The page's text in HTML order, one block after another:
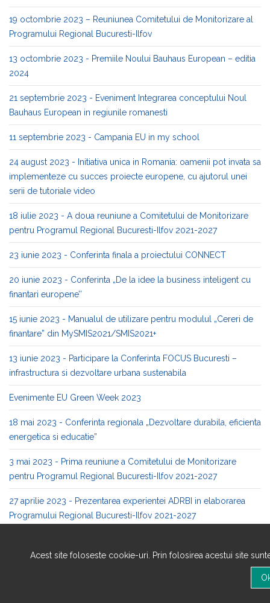
19 octombrie 2023 – Reuniunea Comitetului de Monitorizare al
Programului Regional Bucuresti-Ilfov
13 octombrie 2023 - Premiile Noului Bauhaus European – editia
2024
21 septembrie 2023 - Eveniment Integrarea conceptului Noul
Bauhaus European in regiunile romanesti
11 septembrie 2023 - Campania EU in my school
24 august 2023 - Initiativa unica in Romania: oamenii pot invata sa
implementeze cu succes proiecte europene, cu ajutorul unei
serii de tutoriale video
18 iulie 2023 - A doua reuniune a Comitetului de Monitorizare
pentru Programul Regional Bucuresti-Ilfov 2021-2027
23 iunie 2023 - Conferinta finala a proiectului CONNECT
20 iunie 2023 - Conferinta „De la idee la business inteligent cu
finantari europene’’
15 iunie 2023 - Manualul de utilizare pentru modulul „Cereri de
finantare” din MySMIS2021/SMIS2021+
13 iunie 2023 - Participare la Conferinta FOCUS Bucuresti –
infrastructura si dezvoltare urbana sustenabila
Evenimente EU Green Week 2023
18 mai 2023 - Conferinta regionala „Dezvoltare durabila, eficienta
energetica si educatie”
3 mai 2023 - Prima reuniune a Comitetului de Monitorizare
pentru Programul Regional Bucuresti-Ilfov 2021-2027
27 aprilie 2023 - Prezentarea experientei ADRBI in elaborarea
Programului Regional Bucuresti-Ilfov 2021-2027
landscape level approach si utilizarea solutiilor bazate in
Acest site foloseste cookie-uri. Prin folosirea acestui site